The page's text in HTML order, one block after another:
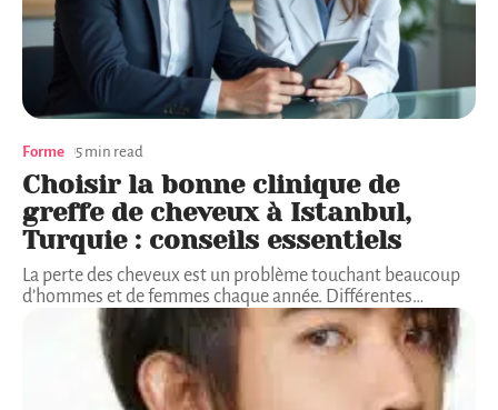
Forme 5 min read
Choisir la bonne clinique de
greffe de cheveux à Istanbul,
Turquie : conseils essentiels
La perte des cheveux est un problème touchant beaucoup
d’hommes et de femmes chaque année. Différentes…